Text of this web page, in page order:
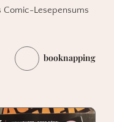
Comic-Lesepensums
booknapping